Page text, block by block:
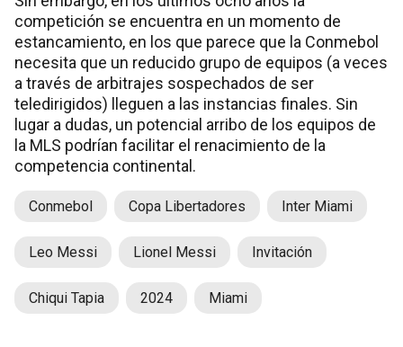
competición se encuentra en un momento de
estancamiento, en los que parece que la Conmebol
necesita que un reducido grupo de equipos (a veces
a través de arbitrajes sospechados de ser
teledirigidos) lleguen a las instancias finales. Sin
lugar a dudas, un potencial arribo de los equipos de
la MLS podrían facilitar el renacimiento de la
competencia continental.
Conmebol Copa Libertadores Inter Miami
Leo Messi Lionel Messi Invitación
Chiqui Tapia 2024 Miami